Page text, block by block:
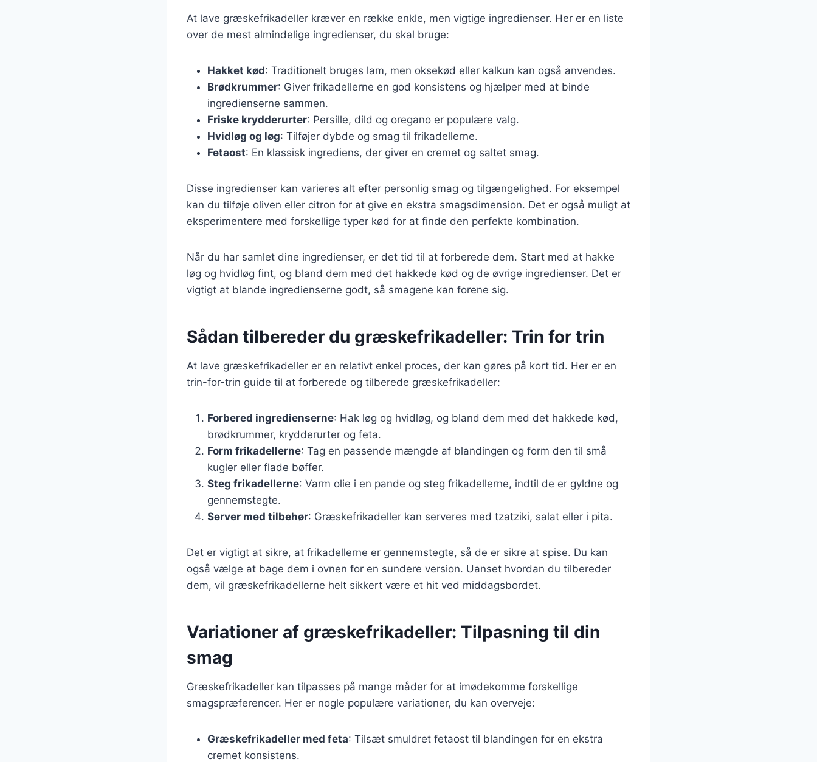
At lave græskefrikadeller kræver en række enkle, men vigtige ingredienser. Her er en liste
over de mest almindelige ingredienser, du skal bruge:
Hakket kød: Traditionelt bruges lam, men oksekød eller kalkun kan også anvendes.
Brødkrummer: Giver frikadellerne en god konsistens og hjælper med at binde
ingredienserne sammen.
Friske krydderurter: Persille, dild og oregano er populære valg.
Hvidløg og løg: Tilføjer dybde og smag til frikadellerne.
Fetaost: En klassisk ingrediens, der giver en cremet og saltet smag.
Disse ingredienser kan varieres alt efter personlig smag og tilgængelighed. For eksempel
kan du tilføje oliven eller citron for at give en ekstra smagsdimension. Det er også muligt at
eksperimentere med forskellige typer kød for at finde den perfekte kombination.
Når du har samlet dine ingredienser, er det tid til at forberede dem. Start med at hakke
løg og hvidløg fint, og bland dem med det hakkede kød og de øvrige ingredienser. Det er
vigtigt at blande ingredienserne godt, så smagene kan forene sig.
Sådan tilbereder du græskefrikadeller: Trin for trin
At lave græskefrikadeller er en relativt enkel proces, der kan gøres på kort tid. Her er en
trin-for-trin guide til at forberede og tilberede græskefrikadeller:
Forbered ingredienserne: Hak løg og hvidløg, og bland dem med det hakkede kød,
brødkrummer, krydderurter og feta.
Form frikadellerne: Tag en passende mængde af blandingen og form den til små
kugler eller flade bøffer.
Steg frikadellerne: Varm olie i en pande og steg frikadellerne, indtil de er gyldne og
gennemstegte.
Server med tilbehør: Græskefrikadeller kan serveres med tzatziki, salat eller i pita.
Det er vigtigt at sikre, at frikadellerne er gennemstegte, så de er sikre at spise. Du kan
også vælge at bage dem i ovnen for en sundere version. Uanset hvordan du tilbereder
dem, vil græskefrikadellerne helt sikkert være et hit ved middagsbordet.
Variationer af græskefrikadeller: Tilpasning til din
smag
Græskefrikadeller kan tilpasses på mange måder for at imødekomme forskellige
smagspræferencer. Her er nogle populære variationer, du kan overveje:
Græskefrikadeller med feta: Tilsæt smuldret fetaost til blandingen for en ekstra
cremet konsistens.